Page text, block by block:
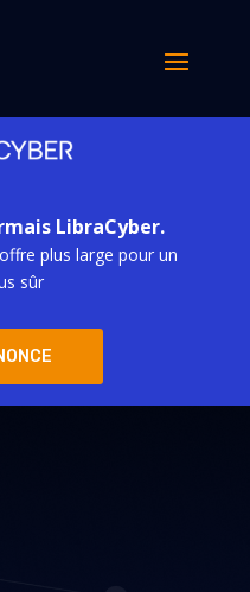
LibraCyber.
plus large pour un
sûr